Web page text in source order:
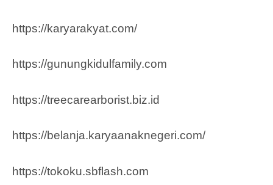
https://karyarakyat.com/
https://gunungkidulfamily.com
https://treecarearborist.biz.id
https://belanja.karyaanaknegeri.com/
https://tokoku.sbflash.com